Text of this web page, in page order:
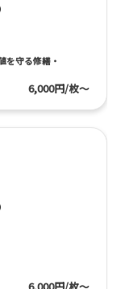
を守る修繕・
6,000円/枚～